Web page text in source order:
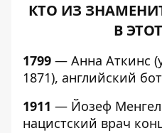
КТО ИЗ
В
1799 — Анна Аткинс
1871), английский
1911 — Йозеф
нацистский врач